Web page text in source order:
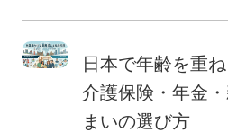
日本で年齢を重
介護保険・年金
まいの選び方